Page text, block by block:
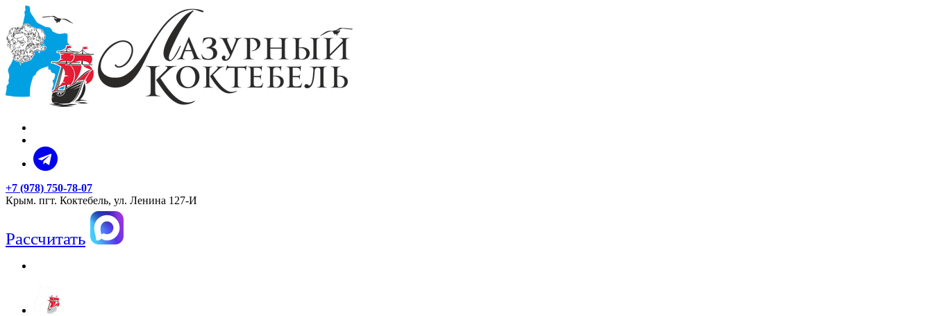
+7 (978) 750-78-07
Крым. пгт. Коктебель, ул. Ленина 127-И
Рассчитать